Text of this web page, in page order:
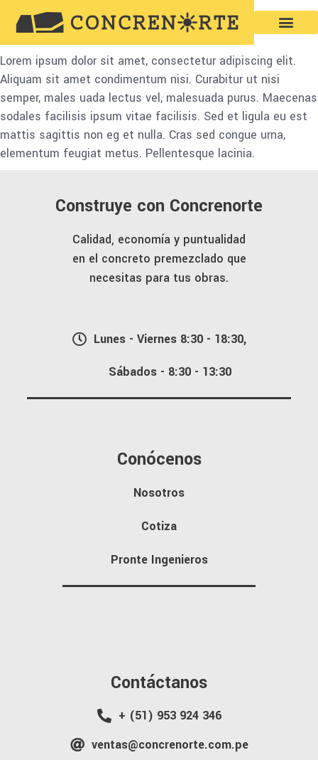
Lorem ipsum dolor sit amet, consectetur adipiscing elit.
Aliquam sit amet condimentum nisi. Curabitur ut nisi
semper, males uada lectus vel, malesuada purus. Maecenas
sodales facilisis ipsum vitae facilisis. Sed et ligula eu est
mattis sagittis non eg et nulla. Cras sed congue urna,
elementum feugiat metus. Pellentesque lacinia.
Construye con Concrenorte
Calidad, economía y puntualidad
en el concreto premezclado que
necesitas para tus obras.
Lunes - Viernes 8:30 - 18:30,
Sábados - 8:30 - 13:30
Conócenos
Nosotros
Cotiza
Pronte Ingenieros
Contáctanos
+ (51) 953 924 346
ventas@concrenorte.com.pe